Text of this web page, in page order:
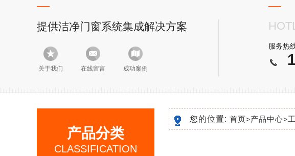
提供洁净门窗系统集成解决方案
关于我们 在线留言 成功案例
服务热
产品分类
CLASSIFICATION
您的位置: 首页>产品中心>